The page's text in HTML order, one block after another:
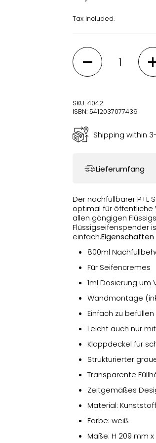
Tax included.
Quantity
SKU: 4042
ISBN: 5412037077439
Shipping within
Lieferumfang
Der nachfüllbarer P+L
optimal für öffentliche
allen gängigen
Flüssigseifenspender
einfach.
800ml
Für Seifencremes
1ml Dosierung um
Wandmontage
Einfach zu befüllen
Leicht auch nur
Klappdeckel für
Strukturierter
Transparente
Zeitgemäßes
Material: Kunststoff
Farbe: weiß
Maße: H 209 mm x